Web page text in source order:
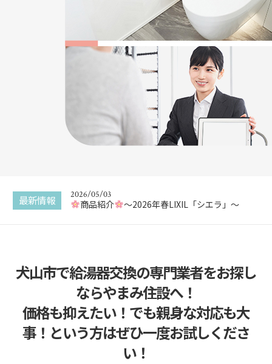
最新情報
2025/12/22
給湯器の追い焚き配管一つ穴と二つ穴の違い
2026/05/03
商品紹介 〜2026年春LIXIL「シエラ」〜
2025/12/29
給湯器交換はどこに頼んでも同じ？
2025/12/22
給湯器の追い焚き配管一つ穴と二つ穴の違い
新商品 カスタムバニティをご紹介
犬山市で給湯器交換の専門業者をお探し
ならやまみ住設へ！
価格も抑えたい！でも親身な対応も大
事！という方はぜひ一度お試しくださ
い！